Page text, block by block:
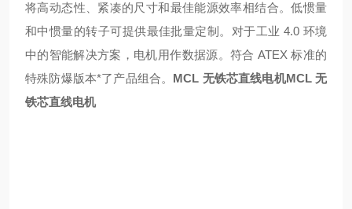
将高动态性、紧凑的尺寸和最佳能源效率相结合。低惯量
和中惯量的转子可提供最佳批量定制。对于工业 4.0 环境
中的智能解决方案，电机用作数据源。符合 ATEX 标准的
特殊防爆版本*了产品组合。 MCL 无铁芯直线电机MCL 无
铁芯直线电机